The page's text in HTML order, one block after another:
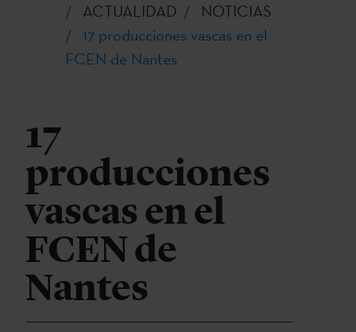
ACTUALIDAD
NOTICIAS
17 producciones vascas en el
FCEN de Nantes
17
producciones
vascas en el
FCEN de
Nantes